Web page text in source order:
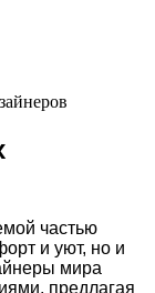
частью
и уют, но и
мира
предлагая